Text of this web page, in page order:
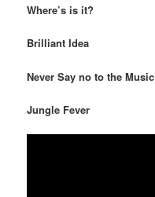
Where’s is it?
Brilliant Idea
Never Say no to the Music
Jungle Fever